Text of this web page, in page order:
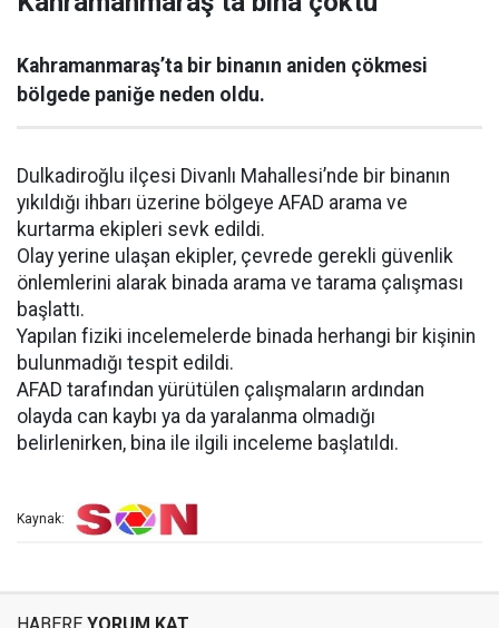
Kahramanmaraş’ta bir binanın aniden çökmesi
bölgede paniğe neden oldu.
Dulkadiroğlu ilçesi Divanlı Mahallesi’nde bir binanın
yıkıldığı ihbarı üzerine bölgeye AFAD arama ve
kurtarma ekipleri sevk edildi.
Olay yerine ulaşan ekipler, çevrede gerekli güvenlik
önlemlerini alarak binada arama ve tarama çalışması
başlattı.
Yapılan fiziki incelemelerde binada herhangi bir kişinin
bulunmadığı tespit edildi.
AFAD tarafından yürütülen çalışmaların ardından
olayda can kaybı ya da yaralanma olmadığı
belirlenirken, bina ile ilgili inceleme başlatıldı.
Kaynak: